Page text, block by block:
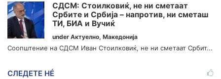
СДСМ: Стоилковиќ, не ни сметаат
Србите и Србија – напротив, ни сметаш
ТИ, БИА и Вучиќ
under Актуелно, Македонија
Соопштение на СДСМ Иван Стоилковиќ, не ни сметаат Србит...
СЛЕДЕТЕ НÉ